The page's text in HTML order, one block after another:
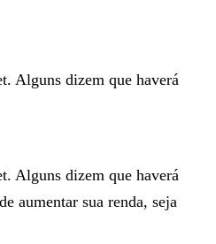
Alguns dizem que haverá
Alguns dizem que haverá
aumentar sua renda, seja